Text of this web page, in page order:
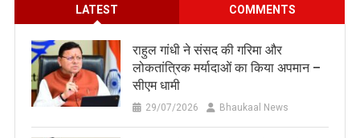
LATEST COMMENTS
राहुल गांधी ने संसद की गरिमा और
लोकतांत्रिक मर्यादाओं का किया अपमान –
सीएम धामी
29/07/2026 Bhaukaal News